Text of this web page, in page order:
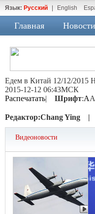
Язык: Русский English
Главная Новости
Едем в Китай 12/12/2015
2015-12-12 06:43МСК
Распечатать| Шрифт:AA
Редактор:Chang Ying |
Видеоновости